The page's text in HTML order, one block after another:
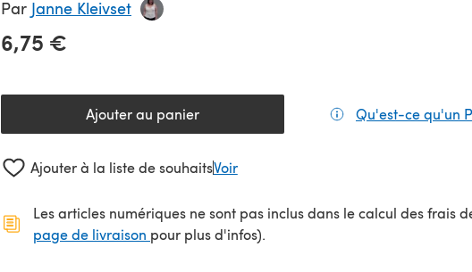
Par Janne Kleivset
6,75 €
Ajouter au panier Qu'est-ce qu'un
Ajouter à la liste de souhaitsVoir
Les articles numériques ne sont pas inclus dans le calcul des frais
page de livraison (s'ouvre dans un nouvel onglet)
pour plus d'infos).